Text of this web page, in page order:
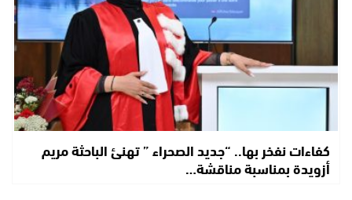
كفاءات نفخر بها.. “جديد الصحراء ” تهنئ الباحثة مريم
أزويدة بمناسبة مناقشة…